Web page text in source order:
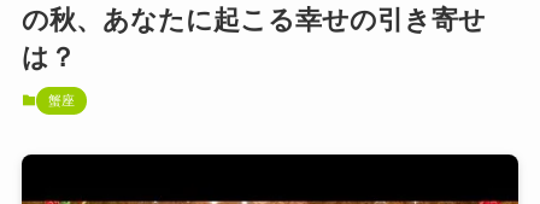
の秋、あなたに起こる幸せの引き寄せ
は？
蟹座